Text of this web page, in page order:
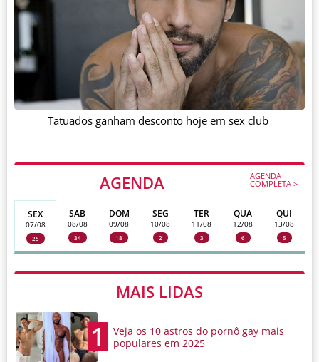
AGENDA AGENDA
COMPLETA >
SEX
07/08
25
SAB
08/08
34
DOM
09/08
18
SEG
10/08
2
TER
11/08
3
QUA
12/08
6
QUI
13/08
5
MAIS LIDAS
1
Veja os 10 astros do pornô gay mais
populares em 2025
Tatuados ganham desconto hoje em sex club